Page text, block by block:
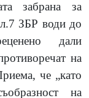
забрана за
ЗБР води до
дали
на
че „като
на